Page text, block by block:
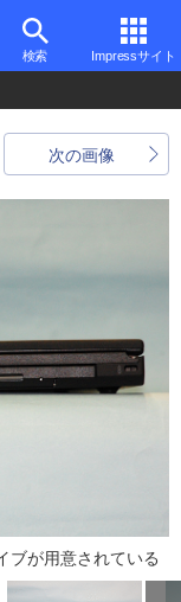
検索 Impressサイト
次の画像
ブが用意されている